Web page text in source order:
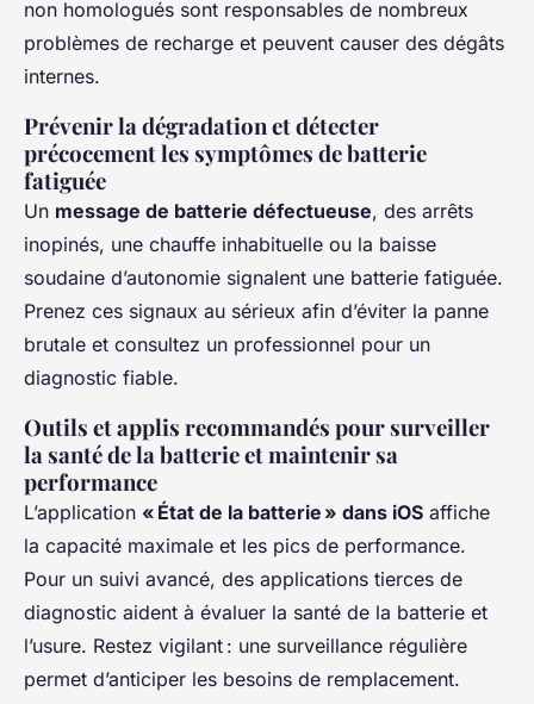
non homologués sont responsables de nombreux
problèmes de recharge et peuvent causer des dégâts
internes.
Prévenir la dégradation et détecter
précocement les symptômes de batterie
fatiguée
Un message de batterie défectueuse, des arrêts
inopinés, une chauffe inhabituelle ou la baisse
soudaine d’autonomie signalent une batterie fatiguée.
Prenez ces signaux au sérieux afin d’éviter la panne
brutale et consultez un professionnel pour un
diagnostic fiable.
Outils et applis recommandés pour surveiller
la santé de la batterie et maintenir sa
performance
L’application « État de la batterie » dans iOS affiche
la capacité maximale et les pics de performance.
Pour un suivi avancé, des applications tierces de
diagnostic aident à évaluer la santé de la batterie et
l’usure. Restez vigilant : une surveillance régulière
permet d’anticiper les besoins de remplacement.